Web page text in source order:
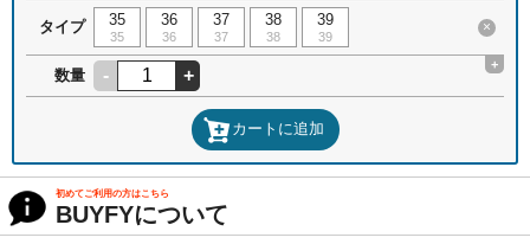
タイプ 35
35
36
36
37
37
38
38
39
39
×
数量 - +
+
カートに追加
初めてご利用の方はこちら
BUYFYについて